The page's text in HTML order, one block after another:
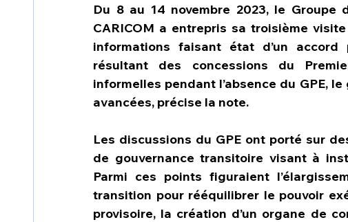
Du 8 au 14 novembre 2023, le Groupe
CARICOM a entrepris sa troisième
informations faisant état d’un
résultant des concessions du
informelles pendant l’absence du GPE,
avancées, précise la note.
Les discussions du GPE ont porté sur
de gouvernance transitoire visant à
Parmi ces points figuraient
transition pour rééquilibrer le pouvoir
provisoire, la création d’un organe de